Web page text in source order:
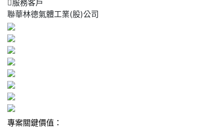
服務客戶
聯華林德氣體工業(股)公司
專案關鍵價值：